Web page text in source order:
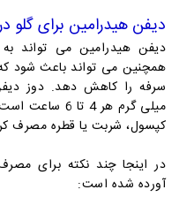
دیفن هیدرامین برای گلو
دیفن هیدرامین می تواند
همچنین می تواند باعث شود
میلی گرم هر
کپسول، شربت یا قطره مصرف
در اینجا چند نکته برای
آورده شده است: